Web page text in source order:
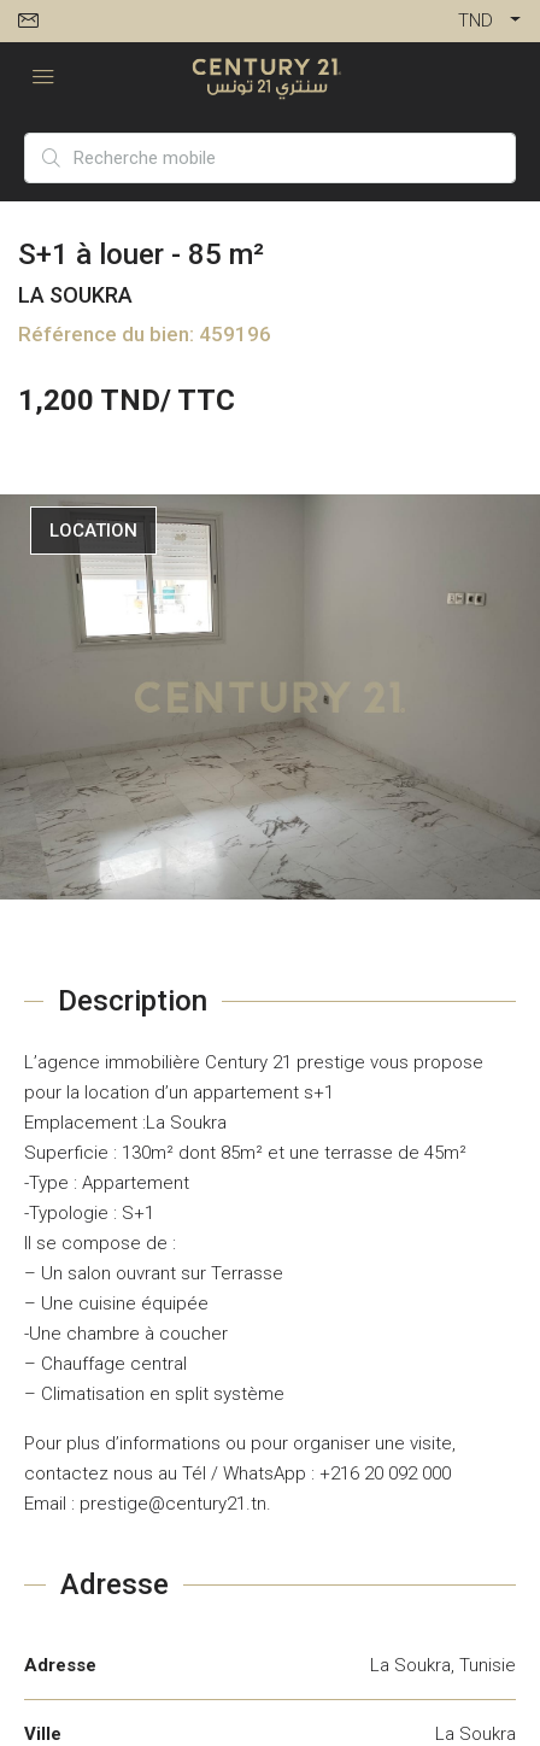
TND
S+1 à louer - 85 m²
LA SOUKRA
Référence du bien: 459196
1,200 TND/ TTC
LOCATION
Description
L’agence immobilière Century 21 prestige vous propose
pour la location d’un appartement s+1
Emplacement :La Soukra
Superficie : 130m² dont 85m² et une terrasse de 45m²
-Type : Appartement
-Typologie : S+1
Il se compose de :
– Un salon ouvrant sur Terrasse
– Une cuisine équipée
-Une chambre à coucher
– Chauffage central
– Climatisation en split système
Pour plus d’informations ou pour organiser une visite,
contactez nous au Tél / WhatsApp : +216 20 092 000
Email : prestige@century21.tn.
Adresse
Adresse La Soukra, Tunisie
Ville La Soukra